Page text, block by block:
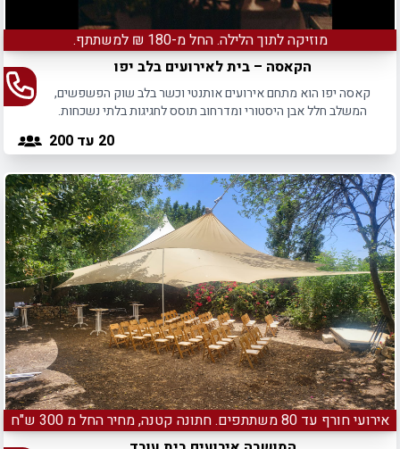
מוזיקה לתוך הלילה. החל מ-180 ₪ למשתתף.
הקאסה – בית לאירועים בלב יפו
קאסה יפו הוא מתחם אירועים אותנטי וכשר בלב שוק הפשפשים,
המשלב חלל אבן היסטורי ומדרחוב תוסס לחגיגות בלתי נשכחות.
20 עד 200
אירועי חורף עד 80 משתתפים. חתונה קטנה, מחיר החל מ 300 ש"ח